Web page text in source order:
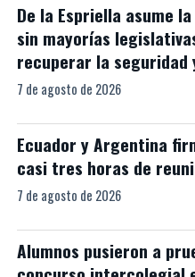
De la Espriella asume
sin mayorías
recuperar la seguridad
7 de agosto de 2026
Ecuador y Argentina
casi tres horas de
7 de agosto de 2026
Alumnos pusieron a